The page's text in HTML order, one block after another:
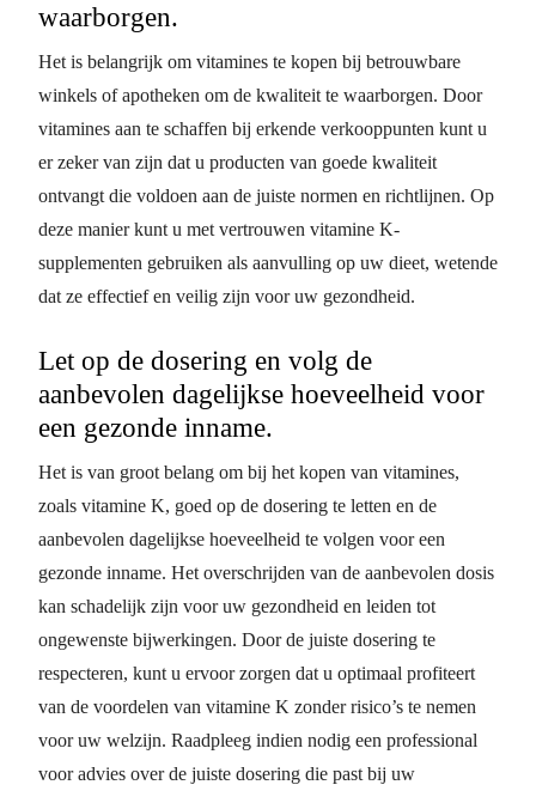
waarborgen.
Het is belangrijk om vitamines te kopen bij betrouwbare
winkels of apotheken om de kwaliteit te waarborgen. Door
vitamines aan te schaffen bij erkende verkooppunten kunt u
er zeker van zijn dat u producten van goede kwaliteit
ontvangt die voldoen aan de juiste normen en richtlijnen. Op
deze manier kunt u met vertrouwen vitamine K-
supplementen gebruiken als aanvulling op uw dieet, wetende
dat ze effectief en veilig zijn voor uw gezondheid.
Let op de dosering en volg de
aanbevolen dagelijkse hoeveelheid voor
een gezonde inname.
Het is van groot belang om bij het kopen van vitamines,
zoals vitamine K, goed op de dosering te letten en de
aanbevolen dagelijkse hoeveelheid te volgen voor een
gezonde inname. Het overschrijden van de aanbevolen dosis
kan schadelijk zijn voor uw gezondheid en leiden tot
ongewenste bijwerkingen. Door de juiste dosering te
respecteren, kunt u ervoor zorgen dat u optimaal profiteert
van de voordelen van vitamine K zonder risico’s te nemen
voor uw welzijn. Raadpleeg indien nodig een professional
voor advies over de juiste dosering die past bij uw